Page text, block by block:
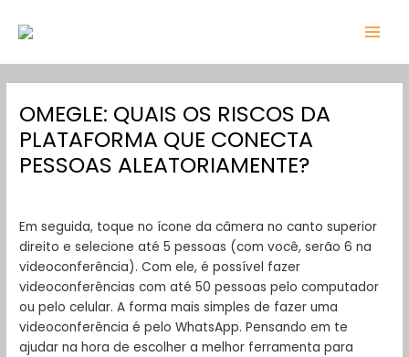
OMEGLE: QUAIS OS RISCOS DA
PLATAFORMA QUE CONECTA
PESSOAS ALEATORIAMENTE?
Em seguida, toque no ícone da câmera no canto superior
direito e selecione até 5 pessoas (com você, serão 6 na
videoconferência). Com ele, é possível fazer
videoconferências com até 50 pessoas pelo computador
ou pelo celular. A forma mais simples de fazer uma
videoconferência é pelo WhatsApp. Pensando em te
ajudar na hora de escolher a melhor ferramenta para